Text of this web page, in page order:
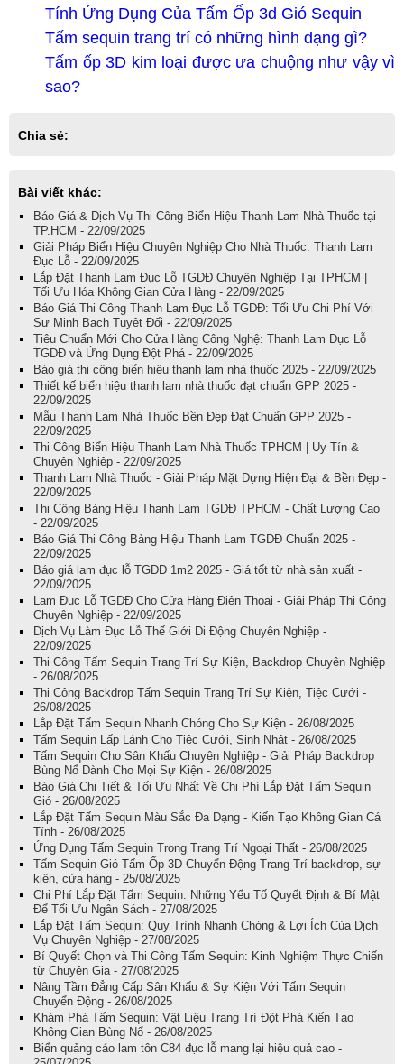
Tính Ứng Dụng Của Tấm Ốp 3d Gió Sequin
Tấm sequin trang trí có những hình dạng gì?
Tấm ốp 3D kim loại được ưa chuộng như vậy vì
sao?
Chia sẻ:
Bài viết khác:
Báo Giá & Dịch Vụ Thi Công Biển Hiệu Thanh Lam Nhà Thuốc tại
TP.HCM - 22/09/2025
Giải Pháp Biển Hiệu Chuyên Nghiệp Cho Nhà Thuốc: Thanh Lam
Đục Lỗ - 22/09/2025
Lắp Đặt Thanh Lam Đục Lỗ TGDĐ Chuyên Nghiệp Tại TPHCM |
Tối Ưu Hóa Không Gian Cửa Hàng - 22/09/2025
Báo Giá Thi Công Thanh Lam Đục Lỗ TGDĐ: Tối Ưu Chi Phí Với
Sự Minh Bạch Tuyệt Đối - 22/09/2025
Tiêu Chuẩn Mới Cho Cửa Hàng Công Nghệ: Thanh Lam Đục Lỗ
TGDĐ và Ứng Dụng Đột Phá - 22/09/2025
Báo giá thi công biển hiệu thanh lam nhà thuốc 2025 - 22/09/2025
Thiết kế biển hiệu thanh lam nhà thuốc đạt chuẩn GPP 2025 -
22/09/2025
Mẫu Thanh Lam Nhà Thuốc Bền Đẹp Đạt Chuẩn GPP 2025 -
22/09/2025
Thi Công Biển Hiệu Thanh Lam Nhà Thuốc TPHCM | Uy Tín &
Chuyên Nghiệp - 22/09/2025
Thanh Lam Nhà Thuốc - Giải Pháp Mặt Dựng Hiện Đại & Bền Đẹp -
22/09/2025
Thi Công Bảng Hiệu Thanh Lam TGDĐ TPHCM - Chất Lượng Cao
- 22/09/2025
Báo Giá Thi Công Bảng Hiệu Thanh Lam TGDĐ Chuẩn 2025 -
22/09/2025
Báo giá lam đục lỗ TGDĐ 1m2 2025 - Giá tốt từ nhà sản xuất -
22/09/2025
Lam Đục Lỗ TGDĐ Cho Cửa Hàng Điện Thoại - Giải Pháp Thi Công
Chuyên Nghiệp - 22/09/2025
Dịch Vụ Làm Đục Lỗ Thế Giới Di Động Chuyên Nghiệp -
22/09/2025
Thi Công Tấm Sequin Trang Trí Sự Kiện, Backdrop Chuyên Nghiệp
- 26/08/2025
Thi Công Backdrop Tấm Sequin Trang Trí Sự Kiện, Tiệc Cưới -
26/08/2025
Lắp Đặt Tấm Sequin Nhanh Chóng Cho Sự Kiện - 26/08/2025
Tấm Sequin Lấp Lánh Cho Tiệc Cưới, Sinh Nhật - 26/08/2025
Tấm Sequin Cho Sân Khấu Chuyên Nghiệp - Giải Pháp Backdrop
Bùng Nổ Dành Cho Mọi Sự Kiện - 26/08/2025
Báo Giá Chi Tiết & Tối Ưu Nhất Về Chi Phí Lắp Đặt Tấm Sequin
Gió - 26/08/2025
Lắp Đặt Tấm Sequin Màu Sắc Đa Dạng - Kiến Tạo Không Gian Cá
Tính - 26/08/2025
Ứng Dụng Tấm Sequin Trong Trang Trí Ngoại Thất - 26/08/2025
Tấm Sequin Gió Tấm Ốp 3D Chuyển Động Trang Trí backdrop, sự
kiện, cửa hàng - 25/08/2025
Chi Phí Lắp Đặt Tấm Sequin: Những Yếu Tố Quyết Định & Bí Mật
Để Tối Ưu Ngân Sách - 27/08/2025
Lắp Đặt Tấm Sequin: Quy Trình Nhanh Chóng & Lợi Ích Của Dịch
Vụ Chuyên Nghiệp - 27/08/2025
Bí Quyết Chọn và Thi Công Tấm Sequin: Kinh Nghiệm Thực Chiến
từ Chuyên Gia - 27/08/2025
Nâng Tầm Đẳng Cấp Sân Khấu & Sự Kiện Với Tấm Sequin
Chuyển Động - 26/08/2025
Khám Phá Tấm Sequin: Vật Liệu Trang Trí Đột Phá Kiến Tạo
Không Gian Bùng Nổ - 26/08/2025
Biển quảng cáo lam tôn C84 đục lỗ mang lại hiệu quả cao -